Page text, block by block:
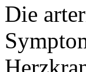
Die